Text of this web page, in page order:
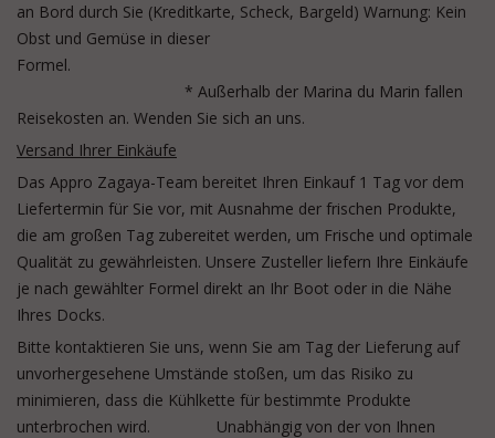
an Bord durch Sie (Kreditkarte, Scheck, Bargeld) Warnung: Kein
Obst und Gemüse in dieser
Formel.
* Außerhalb der Marina du Marin fallen
Reisekosten an. Wenden Sie sich an uns.
Versand Ihrer Einkäufe
Das Appro Zagaya-Team bereitet Ihren Einkauf 1 Tag vor dem
Liefertermin für Sie vor, mit Ausnahme der frischen Produkte,
die am großen Tag zubereitet werden, um Frische und optimale
Qualität zu gewährleisten. Unsere Zusteller liefern Ihre Einkäufe
je nach gewählter Formel direkt an Ihr Boot oder in die Nähe
Ihres Docks.
Bitte kontaktieren Sie uns, wenn Sie am Tag der Lieferung auf
unvorhergesehene Umstände stoßen, um das Risiko zu
minimieren, dass die Kühlkette für bestimmte Produkte
unterbrochen wird.
Unabhängig von der von Ihnen